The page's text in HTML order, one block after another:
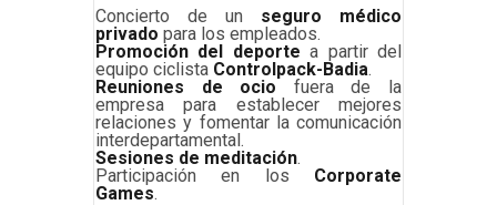
Concierto de un seguro médico
privado para los empleados.
Promoción del deporte a partir del
equipo ciclista Controlpack-Badia.
Reuniones de ocio fuera de la
empresa para establecer mejores
relaciones y fomentar la comunicación
interdepartamental.
Sesiones de meditación.
Participación en los Corporate
Games.